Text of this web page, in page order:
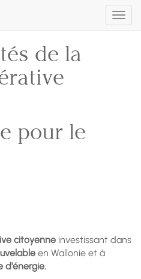
de la
pour le
citoyenne investissant dans
en Wallonie et à
d'énergie.